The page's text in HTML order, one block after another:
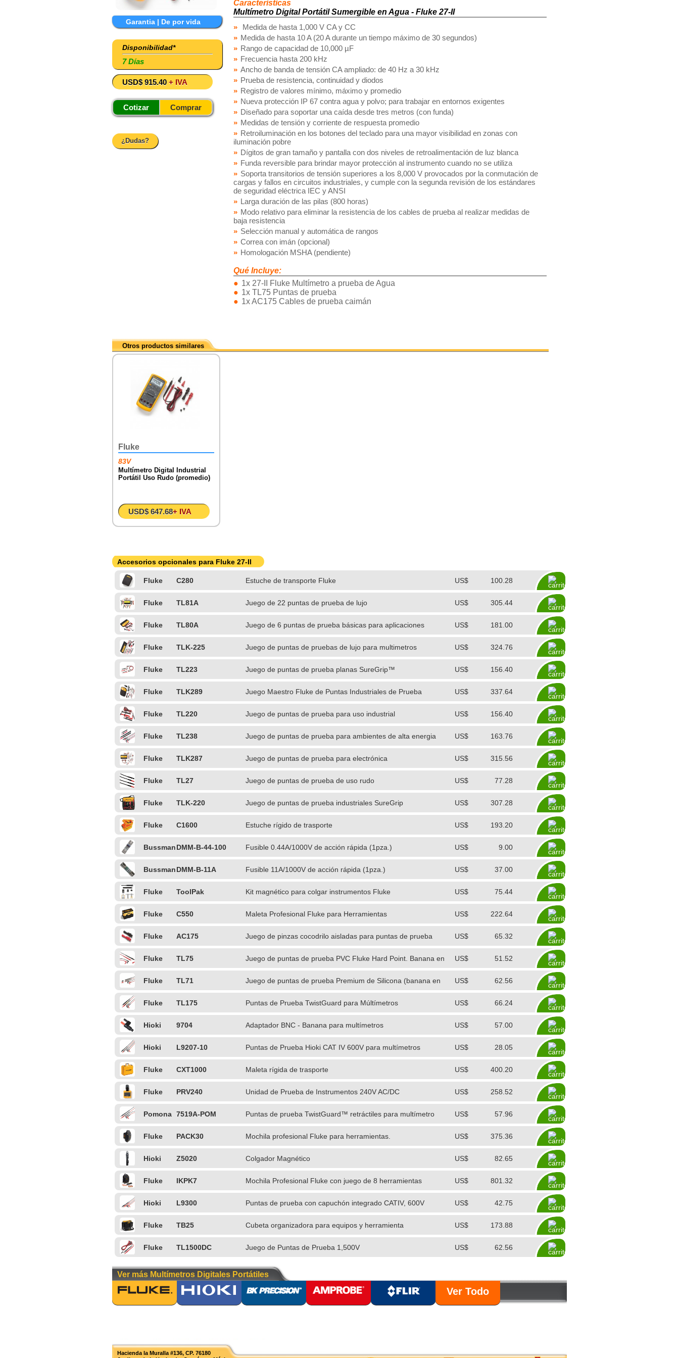
Garantia | De por vida
Disponibilidad*
7 Días
USD$ 915.40 + IVA
Cotizar Comprar
¿Dudas?
Características
Multímetro Digital Portátil Sumergible en Agua - Fluke 27-II
Medida de hasta 1,000 V CA y CC
Medida de hasta 10 A (20 A durante un tiempo máximo de 30 segundos)
Rango de capacidad de 10,000 µF
Frecuencia hasta 200 kHz
Ancho de banda de tensión CA ampliado: de 40 Hz a 30 kHz
Prueba de resistencia, continuidad y diodos
Registro de valores mínimo, máximo y promedio
Nueva protección IP 67 contra agua y polvo; para trabajar en entornos exigentes
Diseñado para soportar una caída desde tres metros (con funda)
Medidas de tensión y corriente de respuesta promedio
Retroiluminación en los botones del teclado para una mayor visibilidad en zonas con
iluminación pobre
Dígitos de gran tamaño y pantalla con dos niveles de retroalimentación de luz blanca
Funda reversible para brindar mayor protección al instrumento cuando no se utiliza
Soporta transitorios de tensión superiores a los 8,000 V provocados por la conmutación de
cargas y fallos en circuitos industriales, y cumple con la segunda revisión de los estándares
de seguridad eléctrica IEC y ANSI
Larga duración de las pilas (800 horas)
Modo relativo para eliminar la resistencia de los cables de prueba al realizar medidas de
baja resistencia
Selección manual y automática de rangos
Correa con imán (opcional)
Homologación MSHA (pendiente)
Qué Incluye:
1x 27-II Fluke Multímetro a prueba de Agua
1x TL75 Puntas de prueba
1x AC175 Cables de prueba caimán
Otros productos similares
Fluke
83V
Multímetro Digital Industrial
Portátil Uso Rudo (promedio)
USD$ 647.68+ IVA
Accesorios opcionales para Fluke 27-II
Fluke C280 Estuche de transporte Fluke US$ 100.28
Fluke TL81A Juego de 22 puntas de prueba de lujo US$ 305.44
Fluke TL80A
Juego de 6 puntas de prueba básicas para aplicaciones
US$ 181.00
Fluke TLK-225 Juego de puntas de pruebas de lujo para multimetros US$ 324.76
Fluke TL223 Juego de puntas de prueba planas SureGrip™ US$ 156.40
Fluke TLK289 Juego Maestro Fluke de Puntas Industriales de Prueba US$ 337.64
Fluke TL220 Juego de puntas de prueba para uso industrial US$ 156.40
Fluke TL238 Juego de puntas de prueba para ambientes de alta energia US$ 163.76
Fluke TLK287 Juego de puntas de prueba para electrónica US$ 315.56
Fluke TL27 Juego de puntas de prueba de uso rudo US$ 77.28
Fluke TLK-220 Juego de puntas de prueba industriales SureGrip US$ 307.28
Fluke C1600 Estuche rígido de trasporte US$ 193.20
BussmanDMM-B-44-100 Fusible 0.44A/1000V de acción rápida (1pza.) US$ 9.00
BussmanDMM-B-11A Fusible 11A/1000V de acción rápida (1pza.) US$ 37.00
Fluke ToolPak Kit magnético para colgar instrumentos Fluke US$ 75.44
Fluke C550 Maleta Profesional Fluke para Herramientas US$ 222.64
Fluke AC175 Juego de pinzas cocodrilo aisladas para puntas de prueba US$ 65.32
Fluke TL75
Juego de puntas de prueba PVC Fluke Hard Point. Banana en
US$ 51.52
Fluke TL71
Juego de puntas de prueba Premium de Silicona (banana en
US$ 62.56
Fluke TL175 Puntas de Prueba TwistGuard para Múltímetros US$ 66.24
Hioki 9704 Adaptador BNC - Banana para multímetros US$ 57.00
Hioki L9207-10
Puntas de Prueba Hioki CAT IV 600V para multímetros
US$ 28.05
Fluke CXT1000 Maleta rígida de trasporte US$ 400.20
Fluke PRV240 Unidad de Prueba de Instrumentos 240V AC/DC US$ 258.52
Pomona 7519A-POM Puntas de prueba TwistGuard™ retráctiles para multímetro US$ 57.96
Fluke PACK30 Mochila profesional Fluke para herramientas. US$ 375.36
Hioki Z5020 Colgador Magnético US$ 82.65
Fluke IKPK7
Mochila Profesional Fluke con juego de 8 herramientas
US$ 801.32
Hioki L9300 Puntas de prueba con capuchón integrado CATIV, 600V US$ 42.75
Fluke TB25 Cubeta organizadora para equipos y herramienta US$ 173.88
Fluke TL1500DC Juego de Puntas de Prueba 1,500V US$ 62.56
Ver más Multímetros Digitales Portátiles
Ver Todo
Hacienda la Muralla #136, CP. 76180